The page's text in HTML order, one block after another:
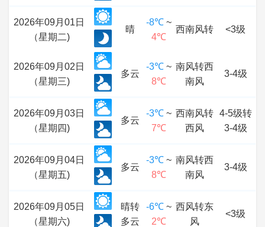
2026年09月01日
（星期二)
晴
-8℃ ~
4℃
西南风转 <3级
2026年09月02日
（星期三)
多云
-3℃ ~
8℃
南风转西
南风
3-4级
2026年09月03日
（星期四)
多云
-3℃ ~
7℃
西南风转
西风
4-5级转
3-4级
2026年09月04日
（星期五)
多云
-3℃ ~
8℃
南风转西
南风
3-4级
2026年09月05日
（星期六)
晴转
多云
-6℃ ~
2℃
西风转东
风
<3级